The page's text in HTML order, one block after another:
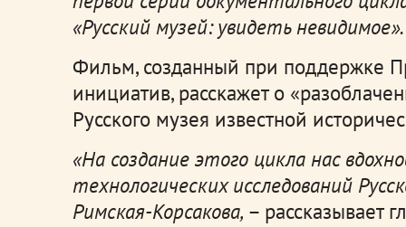
«Русский музей: увидеть невидимое».
Фильм, созданный при поддержке
инициатив, расскажет о
Русского музея известной
«На создание этого цикла нас
технологических исследований
Римская-Корсакова, – рассказывает